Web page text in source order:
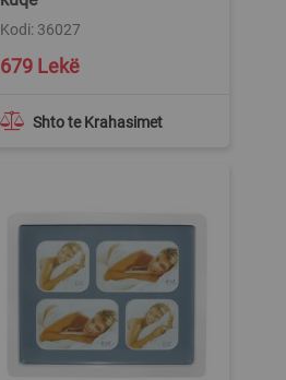
Kodi: 36027
Shto te Krahasimet
679 Lekë